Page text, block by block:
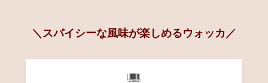
＼スパイシーな風味が楽しめるウォッカ／